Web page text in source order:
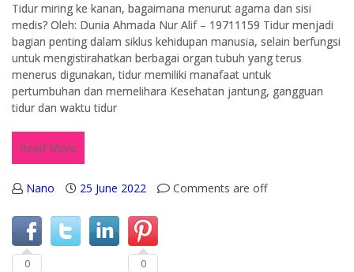
Tidur miring ke kanan, bagaimana menurut agama dan sisi
medis? Oleh: Dunia Ahmada Nur Alif – 19711159 Tidur menjadi
bagian penting dalam siklus kehidupan manusia, selain berfungsi
untuk mengistirahatkan berbagai organ tubuh yang terus
menerus digunakan, tidur memiliki manafaat untuk
pertumbuhan dan memelihara Kesehatan jantung, gangguan
tidur dan waktu tidur
Read More
Nano 25 June 2022 Comments are off
0 0